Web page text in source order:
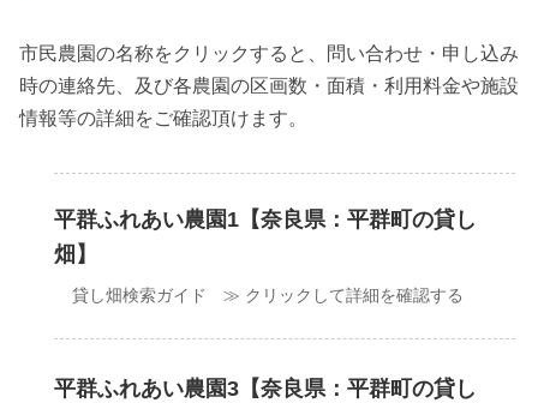
市民農園の名称をクリックすると、問い合わせ・申し込み
時の連絡先、及び各農園の区画数・面積・利用料金や施設
情報等の詳細をご確認頂けます。
平群ふれあい農園1【奈良県：平群町の貸し
畑】
貸し畑検索ガイド ≫ クリックして詳細を確認する
平群ふれあい農園3【奈良県：平群町の貸し